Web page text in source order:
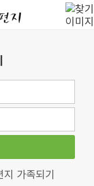
지 가족되기